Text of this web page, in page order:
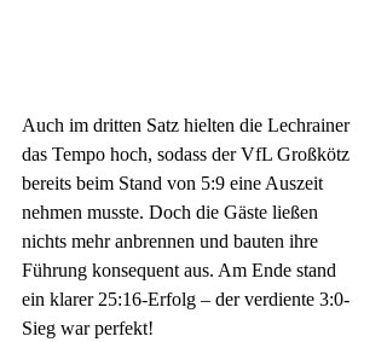
Auch im dritten Satz hielten die Lechrainer
das Tempo hoch, sodass der VfL Großkötz
bereits beim Stand von 5:9 eine Auszeit
nehmen musste. Doch die Gäste ließen
nichts mehr anbrennen und bauten ihre
Führung konsequent aus. Am Ende stand
ein klarer 25:16-Erfolg – der verdiente 3:0-
Sieg war perfekt!